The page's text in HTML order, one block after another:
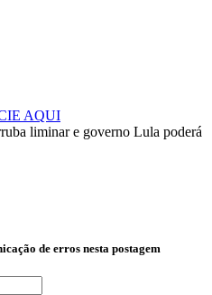
de erros nesta postagem